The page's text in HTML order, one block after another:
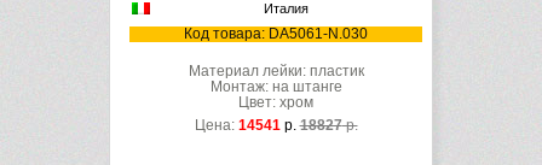
Италия
Код товара: DA5061-N.030
Материал лейки: пластик
Монтаж: на штанге
Цвет: хром
Цена: 14541р.18827р.